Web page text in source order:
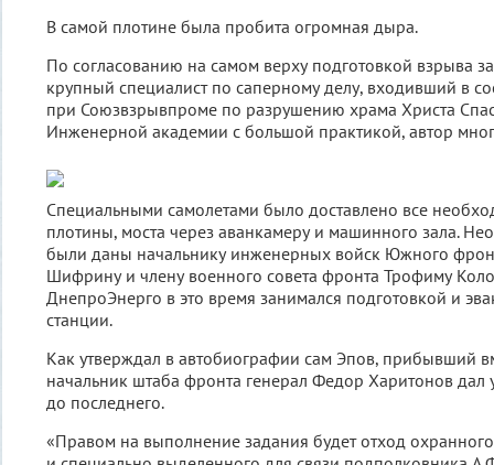
В самой плотине была пробита огромная дыра.
По согласованию на самом верху подготовкой взрыва
крупный специалист по саперному делу, входивший в
при Союзвзрывпроме по разрушению храма Христа
Инженерной академии с большой практикой, автор
Специальными самолетами было доставлено все
плотины, моста через аванкамеру и машинного зала.
были даны начальнику инженерных войск Южного
Шифрину и члену военного совета фронта Трофиму
ДнепроЭнерго в это время занимался подготовкой и
станции.
Как утверждал в автобиографии сам Эпов, прибывший
начальник штаба фронта генерал Федор Харитонов дал
до последнего.
«Правом на выполнение задания будет отход